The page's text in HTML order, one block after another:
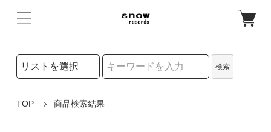
検索リストの選択
検索
TOP 商品検索結果